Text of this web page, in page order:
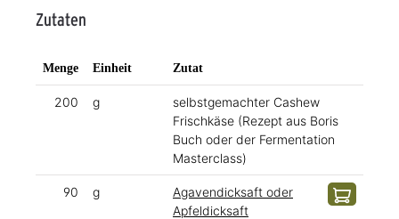
Zutaten
Menge Einheit Zutat
200 g
selbstgemachter Cashew
Frischkäse (Rezept aus Boris
Buch oder der Fermentation
Masterclass)
90 g
Agavendicksaft oder
Apfeldicksaft